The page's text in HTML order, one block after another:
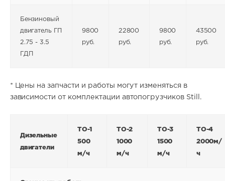
Бензиновый
двигатель ГП
2.75 - 3.5
ГДП
9800
руб.
22800
руб.
9800
руб.
43500
руб.
* Цены на запчасти и работы могут изменяться в
зависимости от комплектации автопогрузчиков Still.
Дизельные
двигатели
ТО-1
500
м/ч
ТО-2
1000
м/ч
ТО-3
1500
м/ч
ТО-4
2000м/
ч